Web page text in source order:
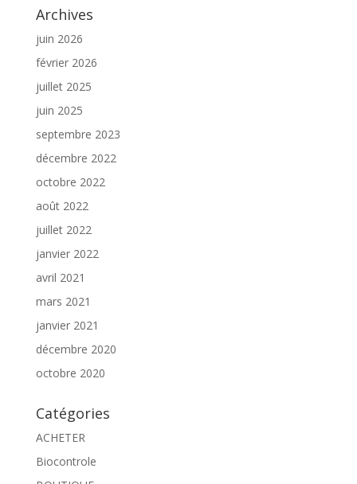
Archives
juin 2026
février 2026
juillet 2025
juin 2025
septembre 2023
décembre 2022
octobre 2022
août 2022
juillet 2022
janvier 2022
avril 2021
mars 2021
janvier 2021
décembre 2020
octobre 2020
Catégories
ACHETER
Biocontrole